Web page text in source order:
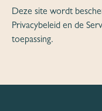
Deze site wordt
Privacybeleid en de
toepassing.